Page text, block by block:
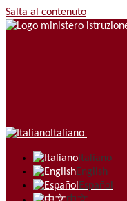
Salta al contenuto
Italiano
Italiano
English
Español